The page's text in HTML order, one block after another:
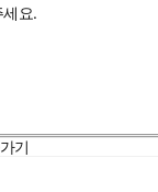
요.
기